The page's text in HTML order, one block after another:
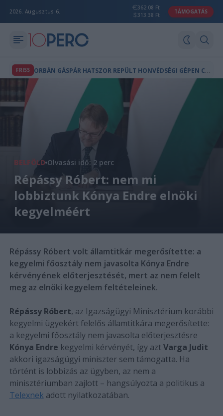
2026. Augusztus 6.
362.08 Ft
313.38 Ft
TÁMOGATÁS
FRISS O
RBÁN GÁSPÁR HATSZOR REPÜLT HONVÉDSÉGI GÉPEN CSÁDBA ÉS NIGERBE
BELFÖLD Olvasási idő: 2 perc
Répássy Róbert: nem mi
lobbiztunk Kónya Endre elnöki
kegyelméért
Répássy Róbert volt államtitkár megerősítette: a
kegyelmi főosztály nem javasolta Kónya Endre
kérvényének előterjesztését, mert az nem felelt
meg az elnöki kegyelem feltételeinek.
Répássy Róbert, az Igazságügyi Minisztérium korábbi
kegyelmi ügyekért felelős államtitkára megerősítette:
a kegyelmi főosztály nem javasolta előterjesztésre
Kónya Endre kegyelmi kérvényét, így aztVarga Judit
akkori igazságügyi miniszter sem támogatta. Ha
történt is lobbizás az ügyben, az nem a
minisztériumban zajlott – hangsúlyozta a politikus a
Telexnek adott nyilatkozatában.